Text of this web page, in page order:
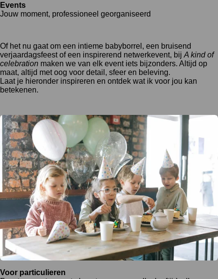
Events
Jouw moment, professioneel georganiseerd
Of het nu gaat om een intieme babyborrel, een bruisend
verjaardagsfeest of een inspirerend netwerkevent, bij A kind of
celebration maken we van elk event iets bijzonders. Altijd op
maat, altijd met oog voor detail, sfeer en beleving.
Laat je hieronder inspireren en ontdek wat ik voor jou kan
betekenen.
Voor particulieren